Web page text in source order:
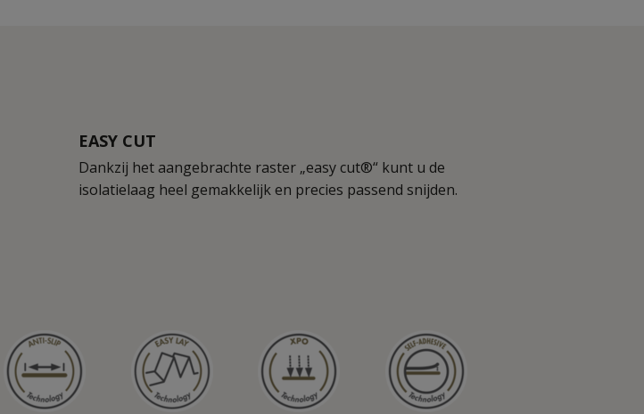
EASY CUT
Dankzij het aangebrachte raster „easy cut®“ kunt u de
isolatielaag heel gemakkelijk en precies passend snijden.